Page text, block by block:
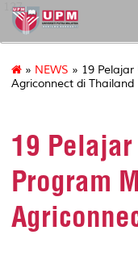
127
» NEWS » 19
Agriconnect di Thailand
19
Program